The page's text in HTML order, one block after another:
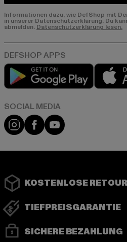
Informationen dazu, wie DefShop mit
in unserer Datenschutzerklärung. Du
abmelden. Datenschutzerklärung lesen.
Play
Instagram
FacebookYouTube
KOSTENLOSE
TIEFPREISGARANTIE
SICHERE BEZAHLUNG